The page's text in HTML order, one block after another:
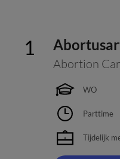
Abortion
WO
Parttime
Tijdelijk